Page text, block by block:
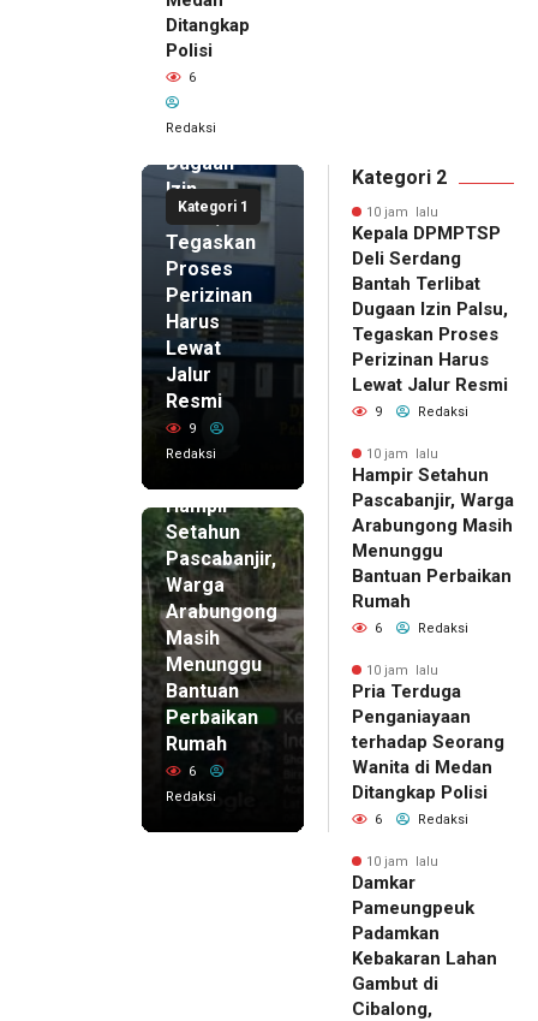
Ditangkap
Polisi
6
Redaksi
Kategori 1
DPMPTSP
Deli
Serdang
Bantah
Terlibat
Dugaan
Izin
Palsu,
Tegaskan
Proses
Perizinan
Harus
Lewat
Jalur
Resmi
9
Redaksi
Hampir
Setahun
Pascabanjir,
Warga
Arabungong
Masih
Menunggu
Bantuan
Perbaikan
Rumah
6
Redaksi
Kategori 2
10 jam lalu
Kepala DPMPTSP
Deli Serdang
Bantah Terlibat
Dugaan Izin Palsu,
Tegaskan Proses
Perizinan Harus
Lewat Jalur Resmi
9 Redaksi
10 jam lalu
Hampir Setahun
Pascabanjir, Warga
Arabungong Masih
Menunggu
Bantuan Perbaikan
Rumah
6 Redaksi
10 jam lalu
Pria Terduga
Penganiayaan
terhadap Seorang
Wanita di Medan
Ditangkap Polisi
6 Redaksi
10 jam lalu
Damkar
Pameungpeuk
Padamkan
Kebakaran Lahan
Gambut di
Cibalong,